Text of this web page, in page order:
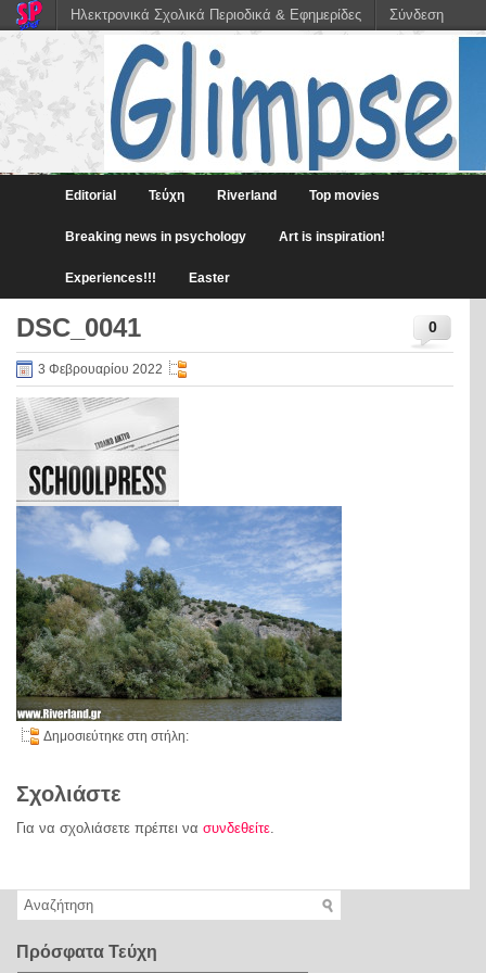
Editorial Τεύχη Riverland Top movies
Breaking news in psychology Art is inspiration!
Experiences!!! Easter
0
DSC_0041
3 Φεβρουαρίου 2022
Δημοσιεύτηκε στη στήλη:
Σχολιάστε
Για να σχολιάσετε πρέπει να συνδεθείτε.
Πρόσφατα Τεύχη
Ηλεκτρονικά Σχολικά Περιοδικά & Εφημερίδες Σύνδεση